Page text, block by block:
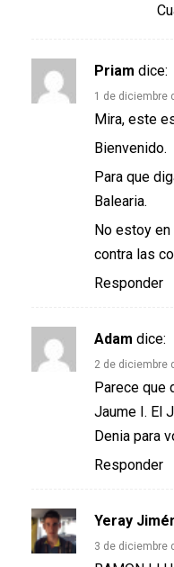
Priam dice:
1 de diciembre
Mira, este
Bienvenido.
Para que
Balearia.
No estoy en
contra las
Responder
Adam dice:
2 de diciembre
Parece que
Jaume I. El
Denia para
Responder
Yeray
3 de diciembre